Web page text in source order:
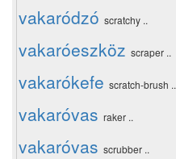
vakaródzó scratchy ..
vakaróeszköz scraper ..
vakarókefe scratch-brush ..
vakaróvas raker ..
vakaróvas scrubber ..